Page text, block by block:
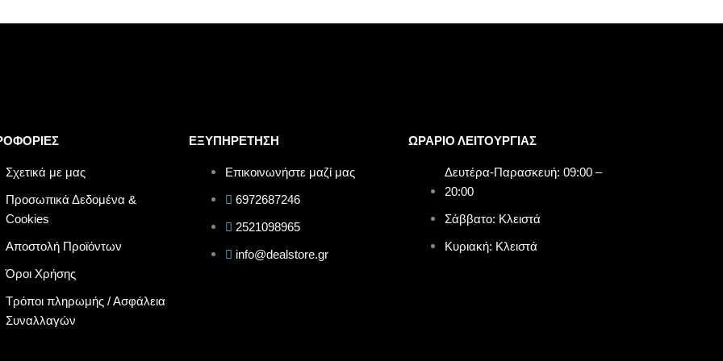
Σχετικά με μας
Προσωπικά Δεδομένα &
Cookies
Αποστολή Προϊόντων
Όροι Χρήσης
Τρόποι πληρωμής / Ασφάλεια
Συναλλαγών
ΕΞΥΠΗΡΕΤΗΣΗ
Επικοινωνήστε μαζί μας
6972687246
2521098965
info@dealstore.gr
ΩΡΑΡΙΟ ΛΕΙΤΟΥΡΓΙΑΣ​
Δευτέρα-Παρασκευή: 09:00 –
20:00
Σάββατο: Κλειστά
Κυριακή: Κλειστά